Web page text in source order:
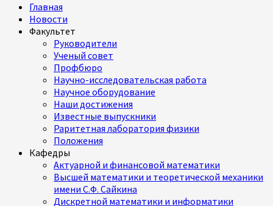
Главная
Новости
Факультет
Руководители
Ученый совет
Профбюро
Научно-исследовательская работа
Научное оборудование
Наши достижения
Известные выпускники
Раритетная лаборатория физики
Положения
Кафедры
Актуарной и финансовой математики
Высшей математики и теоретической механики
имени С.Ф. Сайкина
Дискретной математики и информатики